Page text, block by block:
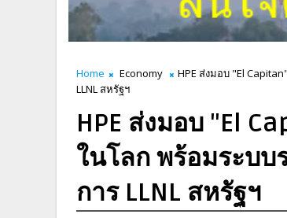
Home Economy
HPE ส่งมอบ "El
LLNL สหรัฐฯ
HPE ส่งมอบ "El
ในโลก พร้อมระบ
การ LLNL สหรัฐฯ